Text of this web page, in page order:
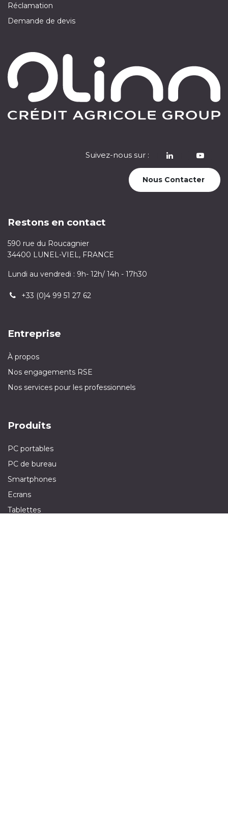
Réclamation
Demande de devis
Suivez-nous sur :
Nous Contacter
Restons en contact
590 rue du Roucagnier
34400 LUNEL-VIEL, FRANCE
Lundi au vendredi : 9h- 12h/ 14h - 17h30
+33 (0)4 99 51 27 62
Entreprise
À propos
Nos engagements RSE
Nos services pour les professionnels
Produits
PC portables
PC de bureau
Smartphones
Ecrans
Tablettes